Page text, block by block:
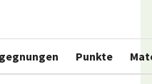
Punkte